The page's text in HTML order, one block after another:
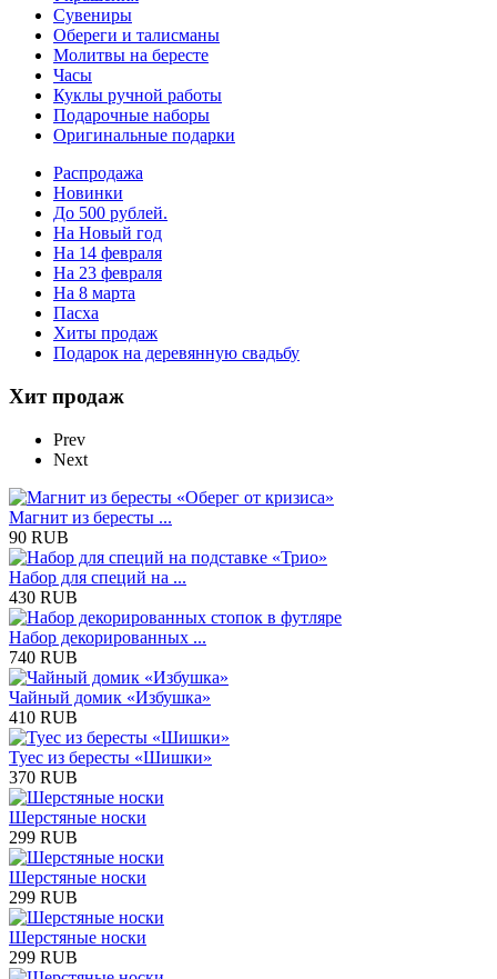
Сувениры
Обереги и талисманы
Молитвы на бересте
Часы
Куклы ручной работы
Подарочные наборы
Оригинальные подарки
Распродажа
Новинки
До 500 рублей.
На Новый год
На 14 февраля
На 23 февраля
На 8 марта
Пасха
Хиты продаж
Подарок на деревянную свадьбу
Хит продаж
Prev
Next
Магнит из бересты ...
90 RUB
Набор для специй на ...
430 RUB
Набор декорированных ...
740 RUB
Чайный домик «Избушка»
410 RUB
Туес из бересты «Шишки»
370 RUB
Шерстяные носки
299 RUB
Шерстяные носки
299 RUB
Шерстяные носки
299 RUB